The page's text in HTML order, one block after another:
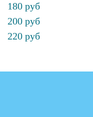
180 руб
200 руб
220 руб